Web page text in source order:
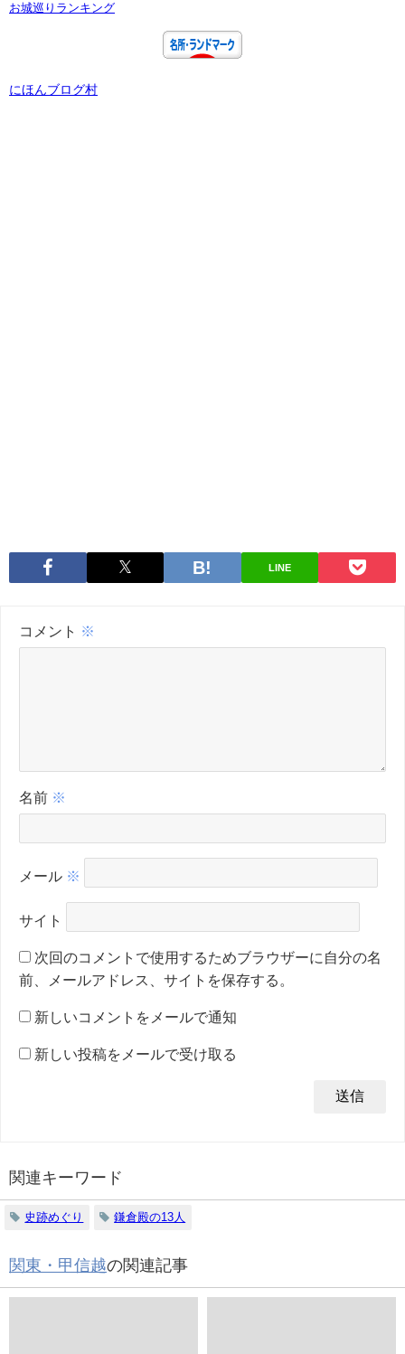
お城巡りランキング
にほんブログ村
LINE
コメント ※
名前 ※
メール ※
サイト
次回のコメントで使用するためブラウザーに自分の名
前、メールアドレス、サイトを保存する。
新しいコメントをメールで通知
新しい投稿をメールで受け取る
関連キーワード
史跡めぐり 鎌倉殿の13人
関東・甲信越の関連記事